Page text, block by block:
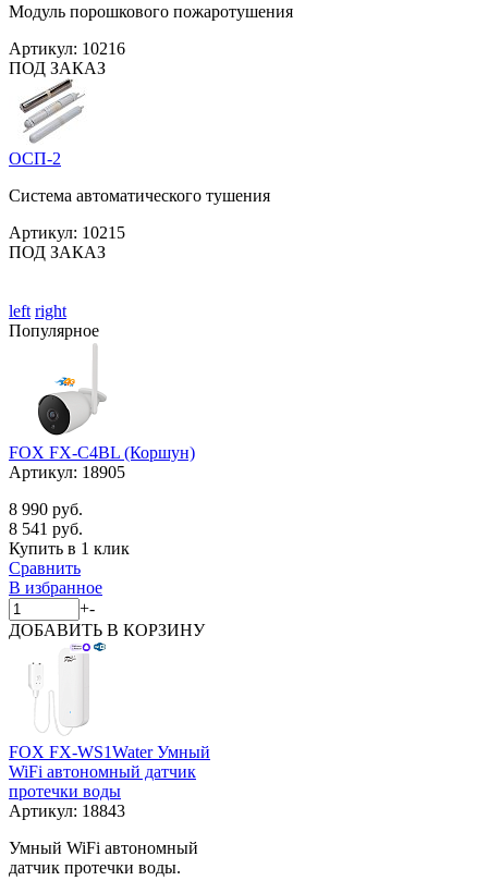
Модуль порошкового пожаротушения
Артикул: 10216
ПОД ЗАКАЗ
ОСП-2
Система автоматического тушения
Артикул: 10215
ПОД ЗАКАЗ
left right
Популярное
FOX FX-C4BL (Коршун)
Артикул: 18905
8 990 руб.
8 541 руб.
Купить в 1 клик
Сравнить
В избранное
+-
ДОБАВИТЬ В КОРЗИНУ
FOX FX-WS1Water Умный
WiFi автономный датчик
протечки воды
Артикул: 18843
Умный WiFi автономный
датчик протечки воды.